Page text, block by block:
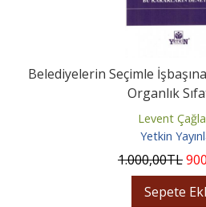
Belediyelerin Seçimle
Organlık
Levent
Yetkin
1.000,00TL900
Sepete